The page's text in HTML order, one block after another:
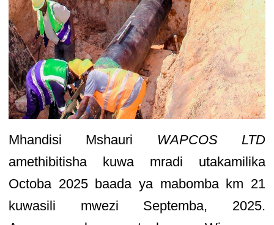
Mhandisi Mshauri WAPCOS LTD
amethibitisha kuwa mradi utakamilika
Octoba 2025 baada ya mabomba km 21
kuwasili mwezi Septemba, 2025.